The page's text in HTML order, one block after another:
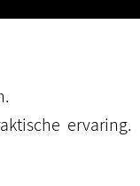
ervaring.